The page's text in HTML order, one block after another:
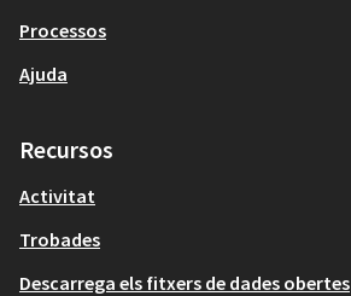
Processos
Ajuda
Recursos
Activitat
Trobades
Descarrega els fitxers de dades obertes